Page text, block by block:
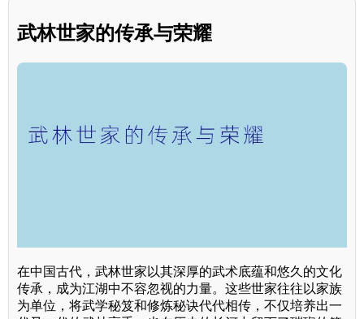
武林世家的传承与荣耀
在中国古代，武林世家以其深厚的武术底蕴和悠久的文化
传承，成为江湖中不容忽视的力量。这些世家往往以家族
为单位，将武学秘笈和修炼秘诀代代相传，不仅培养出一